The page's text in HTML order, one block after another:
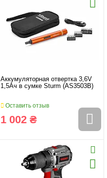
Аккумуляторная отвертка 3,6V
1,5Ач в сумке Sturm (AS3503B)
Оставить отзыв
1 002 ₴